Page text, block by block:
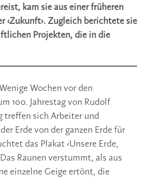
kam sie aus einer früheren
‹Zukunft›. Zugleich berichtete sie
Projekten, die in die
Wochen vor den
100. Jahrestag von Rudolf
treffen sich Arbeiter und
Erde von der ganzen Erde für
das Plakat ‹Unsere Erde,
Raunen verstummt, als aus
einzelne Geige ertönt, die